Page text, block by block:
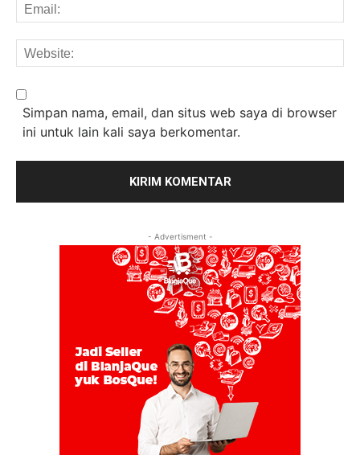
Simpan nama, email, dan situs web saya di browser
ini untuk lain kali saya berkomentar.
- Advertisment -